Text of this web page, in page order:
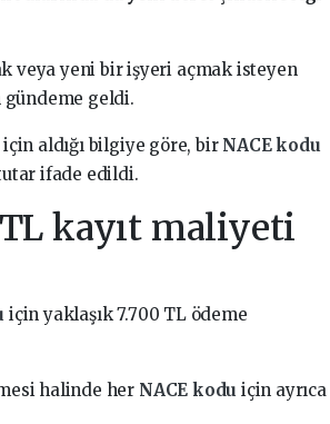
veya yeni bir işyeri açmak isteyen
gündeme geldi.
aldığı bilgiye göre, bir NACE kodu
ifade edildi.
kayıt maliyeti
için yaklaşık 7.700 TL ödeme
halinde her NACE kodu için ayrıca